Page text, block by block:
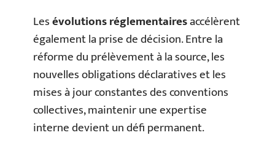
Lesévolutions réglementairesaccélèrent
également la prise de décision. Entre la
réforme du prélèvement à la source, les
nouvelles obligations déclaratives et les
mises à jour constantes des conventions
collectives, maintenir une expertise
interne devient un défi permanent.